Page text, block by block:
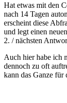
Hat etwas mit den
nach 14 Tagen
erscheint diese
und legt einen
2. / nächsten
Auch hier habe ich
dennoch zu oft
kann das Ganze für